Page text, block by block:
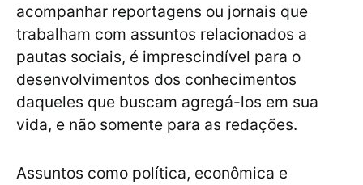
acompanhar reportagens ou jornais que
trabalham com assuntos relacionados a
pautas sociais, é imprescindível para o
desenvolvimentos dos conhecimentos
daqueles que buscam agregá-los em sua
vida, e não somente para as redações.
Assuntos como política, econômica e